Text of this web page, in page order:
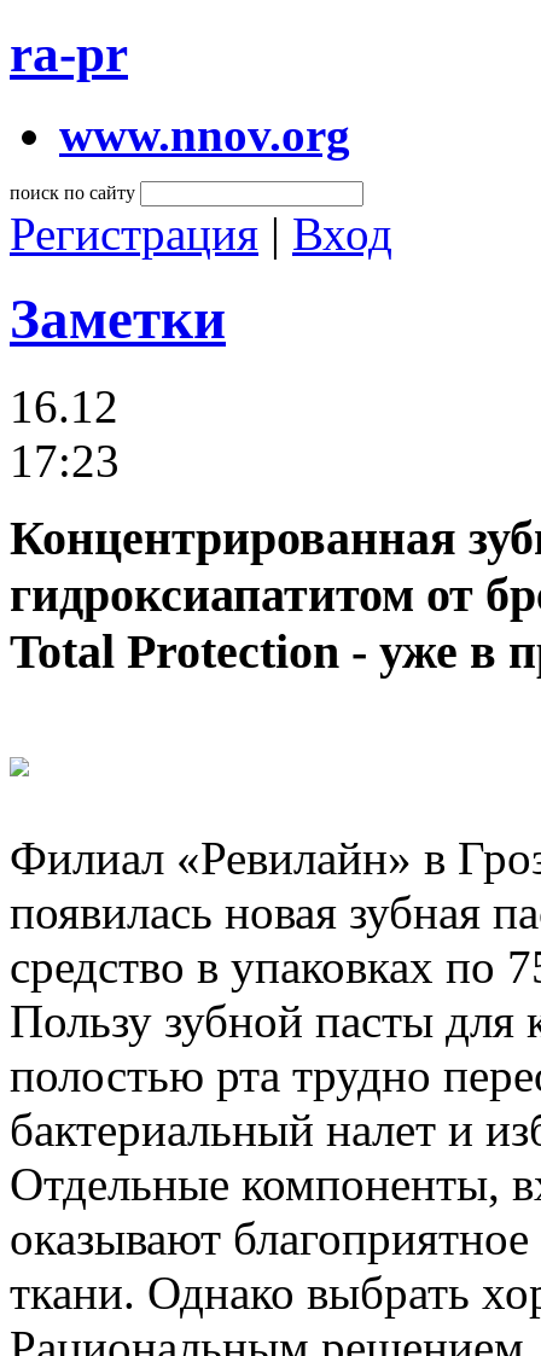
ra-pr
www.nnov.org
поиск по сайту
Регистрация | Вход
Заметки
16.12
17:23
Концентрированная
гидроксиапатитом от
Total Protection - уже в
Филиал «Ревилайн» в
появилась новая зубная
средство в упаковках по
Пользу зубной пасты для
полостью рта трудно
бактериальный налет и
Отдельные компоненты,
оказывают
ткани. Однако выбрать